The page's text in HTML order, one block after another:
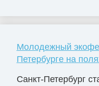
Молодежный
Петербурге на
Санкт-Петербург